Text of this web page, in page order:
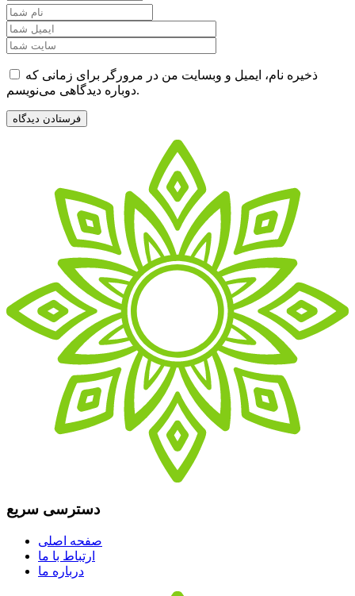
ذخیره نام، ایمیل و وبسایت من در مرورگر برای زمانی که
دوباره دیدگاهی می‌نویسم.
دسترسی سریع
صفحه اصلی
ارتباط با ما
درباره ما